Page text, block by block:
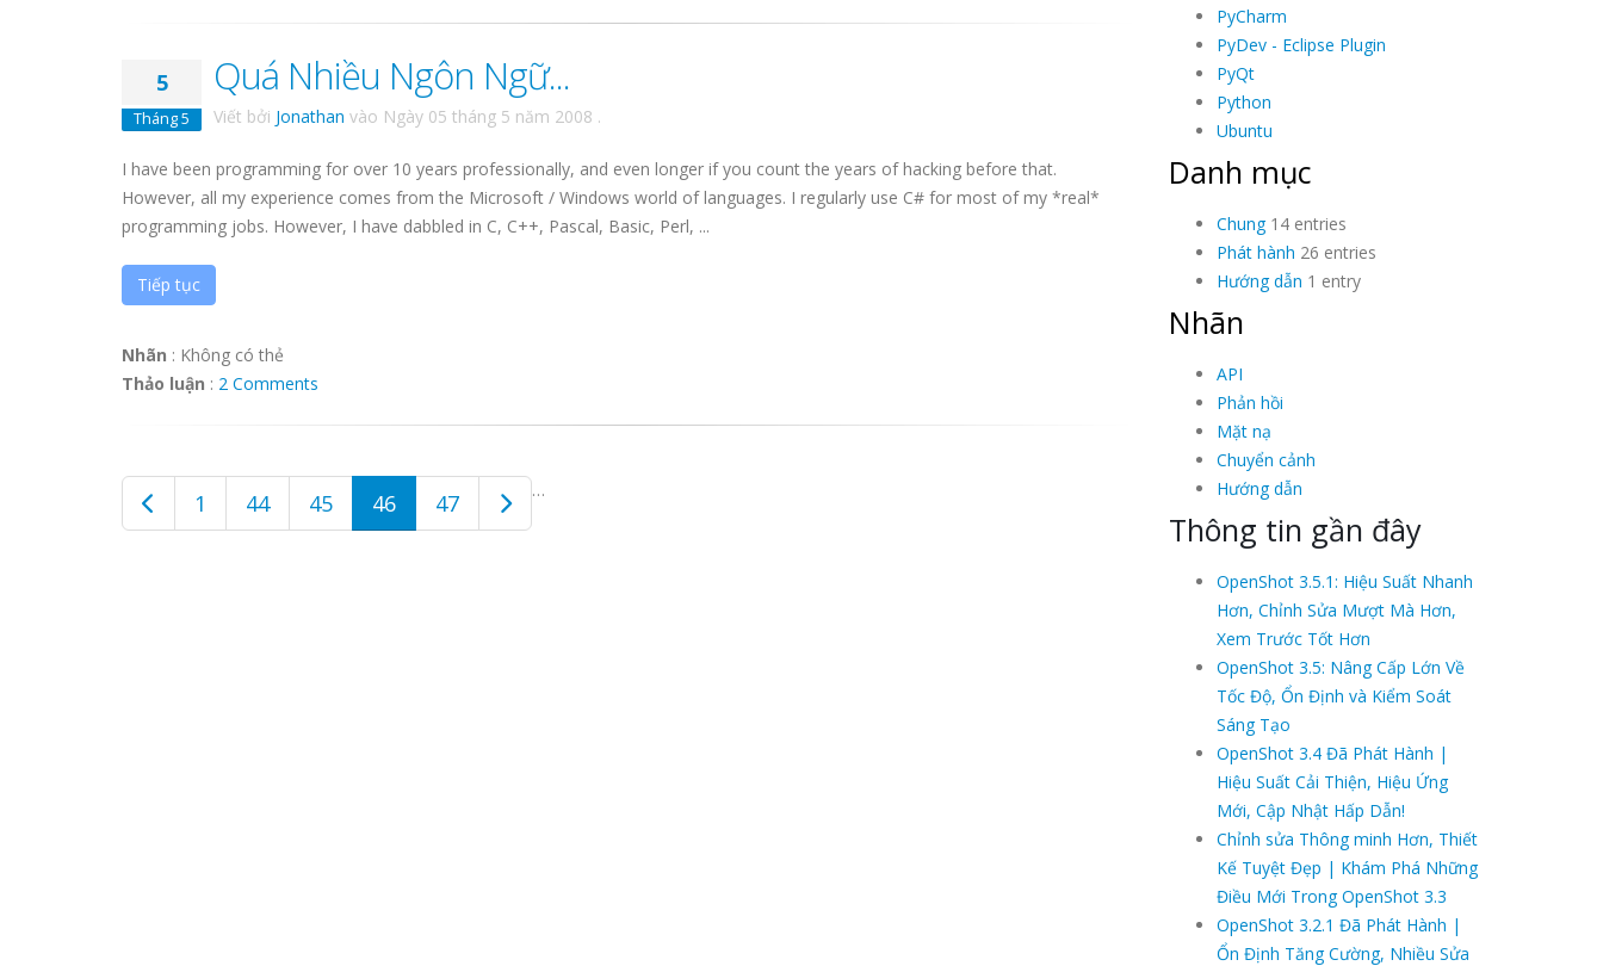
5
Tháng 5
Quá Nhiều Ngôn Ngữ...
Viết bởi Jonathan vào Ngày 05 tháng 5 năm 2008 .
I have been programming for over 10 years professionally, and even longer if you count the years of hacking before that.
However, all my experience comes from the Microsoft / Windows world of languages. I regularly use C# for most of my *real*
programming jobs. However, I have dabbled in C, C++, Pascal, Basic, Perl, ...
Tiếp tục
Nhãn : Không có thẻ
Thảo luận : 2 Comments
1 …
44 45 46 47
PyCharm
PyDev - Eclipse Plugin
PyQt
Python
Ubuntu
Danh mục
Chung14 entries
Phát hành 26 entries
Hướng dẫn 1 entry
Nhãn
API
Phản hồi
Mặt nạ
Chuyển cảnh
Hướng dẫn
Thông tin gần đây
OpenShot 3.5.1: Hiệu Suất Nhanh
Hơn, Chỉnh Sửa Mượt Mà Hơn,
Xem Trước Tốt Hơn
OpenShot 3.5: Nâng Cấp Lớn Về
Tốc Độ, Ổn Định và Kiểm Soát
Sáng Tạo
OpenShot 3.4 Đã Phát Hành |
Hiệu Suất Cải Thiện, Hiệu Ứng
Mới, Cập Nhật Hấp Dẫn!
Chỉnh sửa Thông minh Hơn, Thiết
Kế Tuyệt Đẹp | Khám Phá Những
Điều Mới Trong OpenShot 3.3
OpenShot 3.2.1 Đã Phát Hành |
Ổn Định Tăng Cường, Nhiều Sửa